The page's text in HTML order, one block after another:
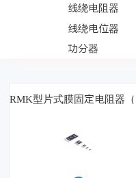
线绕电阻器
线绕电位器
功分器